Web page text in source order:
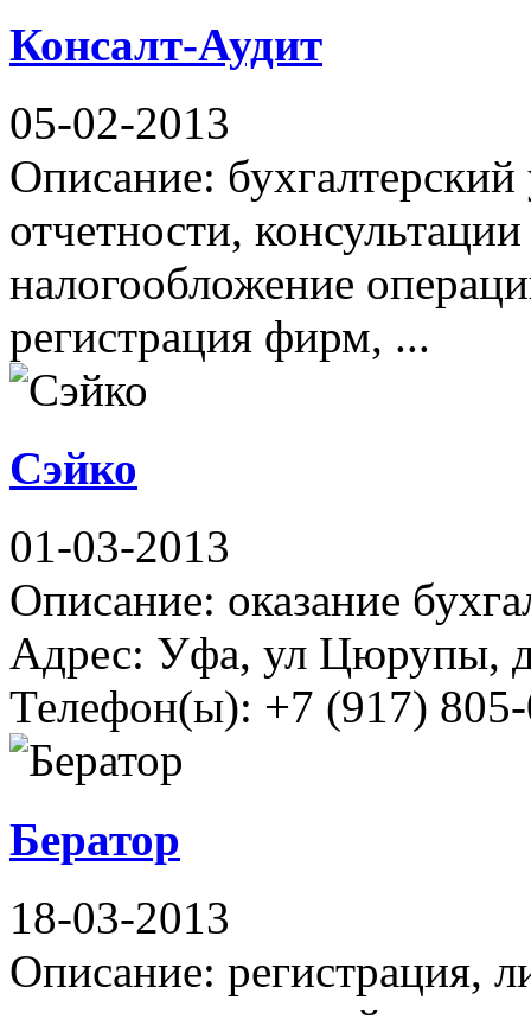
Консалт-Аудит
05-02-2013
Описание: бухгалтерский
отчетности,
налогообложение
регистрация фирм, ...
Сэйко
01-03-2013
Описание: оказание
Адрес: Уфа, ул Цюрупы,
Телефон(ы): +7 (917)
Бератор
18-03-2013
Описание: